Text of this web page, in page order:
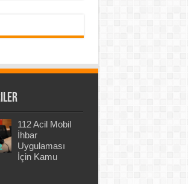
112 Acil Mobil
İhbar
Uygulaması
İçin Kamu